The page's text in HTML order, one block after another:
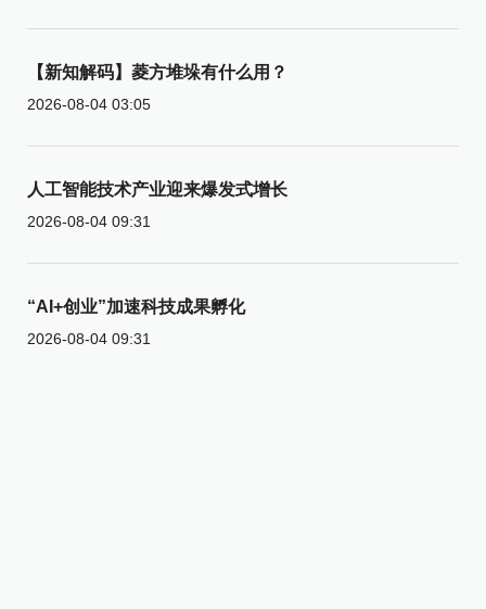
【新知解码】菱方堆垛有什么用？
2026-08-04 03:05
人工智能技术产业迎来爆发式增长
2026-08-04 09:31
“AI+创业”加速科技成果孵化
2026-08-04 09:31